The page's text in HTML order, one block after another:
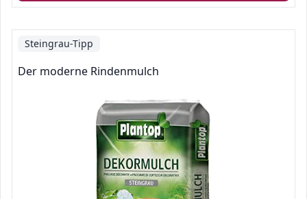
Steingrau-Tipp
Der moderne Rindenmulch